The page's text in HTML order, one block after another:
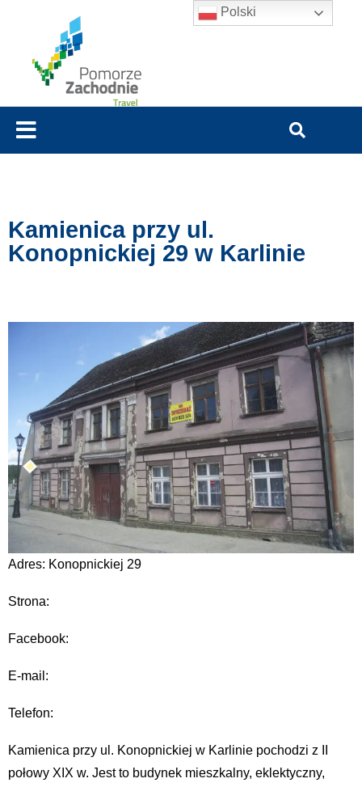
Kamienica przy ul.
Konopnickiej 29 w Karlinie
Adres: Konopnickiej 29
Strona:
Facebook:
E-mail:
Telefon:
Kamienica przy ul. Konopnickiej w Karlinie pochodzi z II
połowy XIX w. Jest to budynek mieszkalny, eklektyczny,
Polski